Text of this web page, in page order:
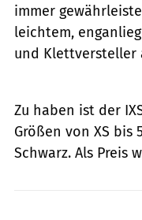
immer
leichtem,
und Klettversteller
Zu haben ist der
Größen von XS bis
Schwarz. Als Preis